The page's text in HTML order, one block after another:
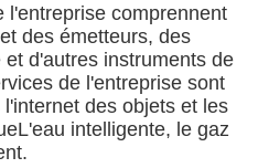
l'entreprise comprennent
des émetteurs, des
d'autres instruments de
de l'entreprise sont
des objets et les
intelligente, le gaz